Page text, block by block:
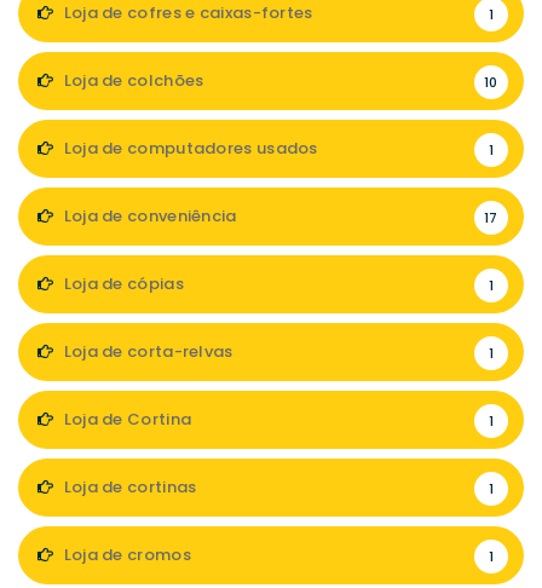
Loja de cofres e caixas-fortes 1
Loja de colchões 10
Loja de computadores usados 1
Loja de conveniência 17
Loja de cópias 1
Loja de corta-relvas 1
Loja de Cortina 1
Loja de cortinas 1
Loja de cromos 1